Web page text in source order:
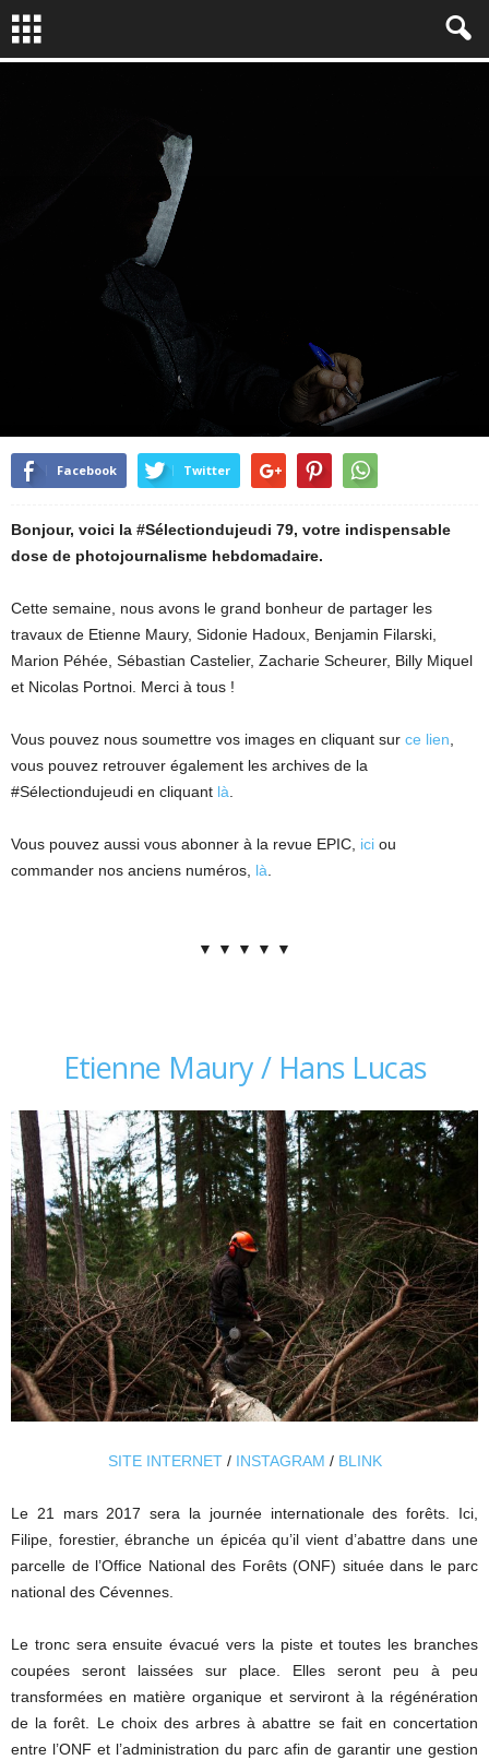
PHOTOJOURNALISME EPIC STORIES
By Epic Stories Mar 16, 2017 8105
Facebook Twitter
Bonjour, voici la #Sélectiondujeudi 79, votre indispensable
dose de photojournalisme hebdomadaire.
Cette semaine, nous avons le grand bonheur de partager les
travaux de Etienne Maury, Sidonie Hadoux, Benjamin Filarski,
Marion Péhée, Sébastian Castelier, Zacharie Scheurer, Billy Miquel
et Nicolas Portnoi. Merci à tous !
Vous pouvez nous soumettre vos images en cliquant sur ce lien
vous pouvez retrouver également les archives de la
#Sélectiondujeudi en cliquant là
Vous pouvez aussi vous abonner à la revue EPIC, ici ou
commander nos anciens numéros, là
▼ ▼ ▼ ▼ ▼
Etienne Maury / Hans Lucas
SITE INTERNET/ INSTAGRAM / BLINK
Le 21 mars 2017 sera la journée internationale des forêts. Ici,
Filipe, forestier, ébranche un épicéa qu’il vient d’abattre dans une
parcelle de l’Office National des Forêts (ONF) située dans le parc
national des Cévennes.
Le tronc sera ensuite évacué vers la piste et toutes les branches
coupées seront laissées sur place. Elles seront peu à peu
transformées en matière organique et serviront à la régénération
de la forêt. Le choix des arbres à abattre se fait en concertation
entre l’ONF et l’administration du parc afin de garantir une gestion